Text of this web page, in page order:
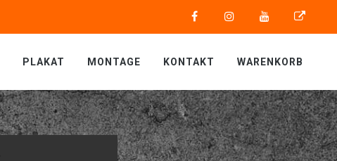
PLAKAT MONTAGE KONTAKT WARENKORB